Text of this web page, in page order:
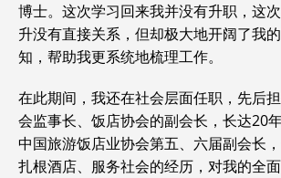
博士。这次学习回来我并没有升职，这
升没有直接关系，但却极大地开阔了我
知，帮助我更系统地梳理工作。
在此期间，我还在社会层面任职，先后
会监事长、饭店协会的副会长，长达20
中国旅游饭店业协会第五、六届副会长
扎根酒店、服务社会的经历，对我的全面